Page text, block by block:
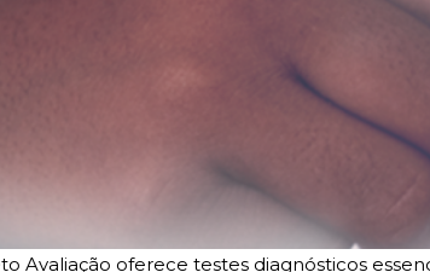
Avaliação oferece testes diagnósticos